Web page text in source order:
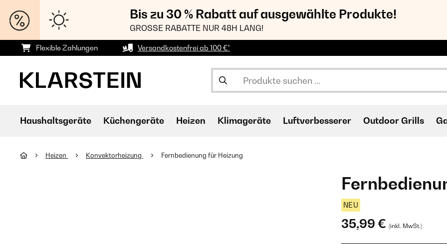
Bis zu 30 % Rabatt auf ausgewählte Produkte!
GROSSE RABATTE NUR 48H LANG!
Flexible Zahlungen Versandkostenfrei ab 100 €*
Haushaltsgeräte Küchengeräte Heizen Klimageräte Luftverbesserer Outdoor Grills
Heizen Konvektorheizung Fernbedienung für Heizung
NEU
35,99 € (inkl. MwSt.)